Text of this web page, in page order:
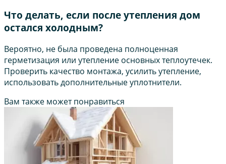
Что делать, если после утепления дом
остался холодным?
Вероятно, не была проведена полноценная
герметизация или утепление основных теплоутечек.
Проверить качество монтажа, усилить утепление,
использовать дополнительные уплотнители.
Вам также может понравиться